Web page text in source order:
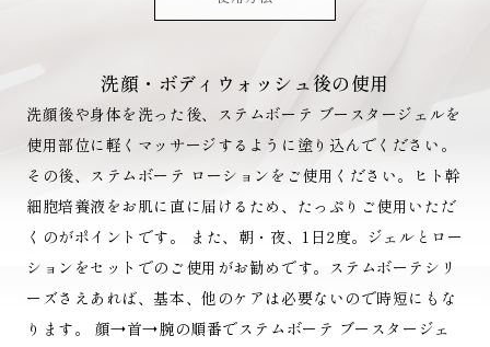
洗顔・ボディウォッシュ後の使用
洗顔後や身体を洗った後、ステムボーテ ブースタージェルを
使用部位に軽くマッサージするように塗り込んでください。
その後、ステムボーテ ローションをご使用ください。ヒト幹
細胞培養液をお肌に直に届けるため、たっぷりご使用いただ
くのがポイントです。 また、朝・夜、1日2度。ジェルとロー
ションをセットでのご使用がお勧めです。ステムボーテシリ
ーズさえあれば、基本、他のケアは必要ないので時短にもな
ります。 顔→首→腕の順番でステムボーテ ブースタージェ